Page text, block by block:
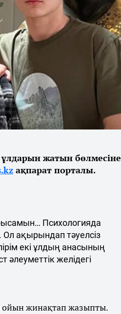
ұлдарын жатын бөлмесіне
ақпарат порталы.
Психологияда
ақырындап тәуелсіз
екі ұлдың анасының
желідегі
ойын жинақтап жазыпты.